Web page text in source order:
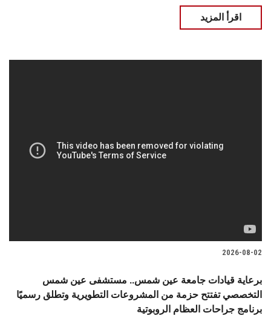
اقرأ المزيد
2026-08-02
برعاية قيادات جامعة عين شمس.. مستشفى عين شمس
التخصصي تفتتح حزمة من المشروعات التطويرية وتطلق رسميًا
برنامج جراحات العظام الروبوتية